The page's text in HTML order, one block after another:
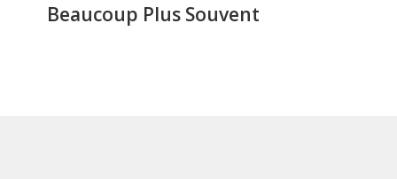
Beaucoup Plus Souvent